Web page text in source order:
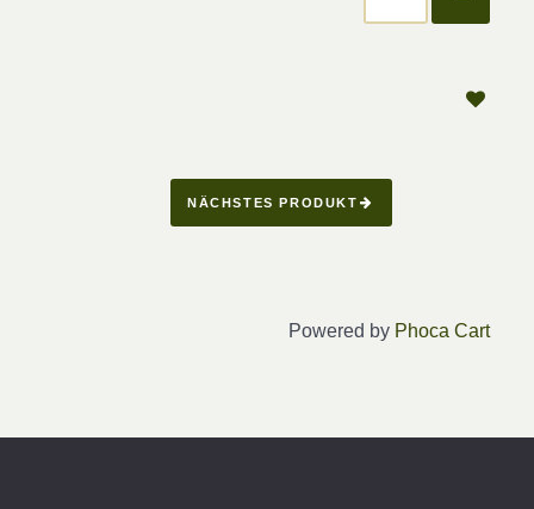
NÄCHSTES PRODUKT
Powered by Phoca Cart